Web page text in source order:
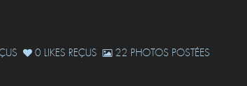
0 LIKES REÇUS 22 PHOTOS POSTÉES